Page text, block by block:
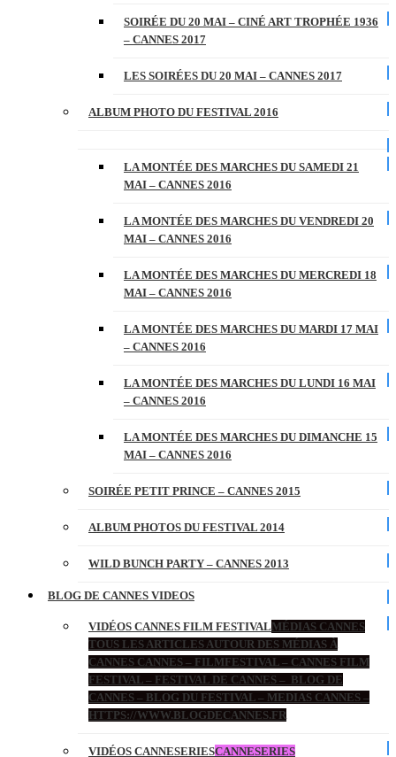
SOIRÉE DU 20 MAI – CINÉ ART TROPHÉE 1936
– CANNES 2017
LES SOIRÉES DU 20 MAI – CANNES 2017
ALBUM PHOTO DU FESTIVAL 2016
LA MONTÉE DES MARCHES DU SAMEDI 21
MAI – CANNES 2016
LA MONTÉE DES MARCHES DU VENDREDI 20
MAI – CANNES 2016
LA MONTÉE DES MARCHES DU MERCREDI 18
MAI – CANNES 2016
LA MONTÉE DES MARCHES DU MARDI 17 MAI
– CANNES 2016
LA MONTÉE DES MARCHES DU LUNDI 16 MAI
– CANNES 2016
LA MONTÉE DES MARCHES DU DIMANCHE 15
MAI – CANNES 2016
SOIRÉE PETIT PRINCE – CANNES 2015
ALBUM PHOTOS DU FESTIVAL 2014
WILD BUNCH PARTY – CANNES 2013
BLOG DE CANNES VIDEOS
VIDÉOS CANNES FILM FESTIVALMÉDIAS CANNES
TOUS LES ARTICLES AUTOUR DES MÉDIAS À
CANNES CANNES – FILMFESTIVAL – CANNES FILM
FESTIVAL – FESTIVAL DE CANNES – BLOG DE
CANNES – BLOG DU FESTIVAL – MEDIAS CANNES –
HTTPS://WWW.BLOGDECANNES.FR
VIDÉOS CANNESERIESCANNESERIES